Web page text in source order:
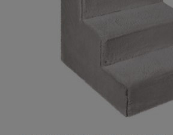
Ramka na zdjęcia 30 x 30 cm
DO KOSZYKA